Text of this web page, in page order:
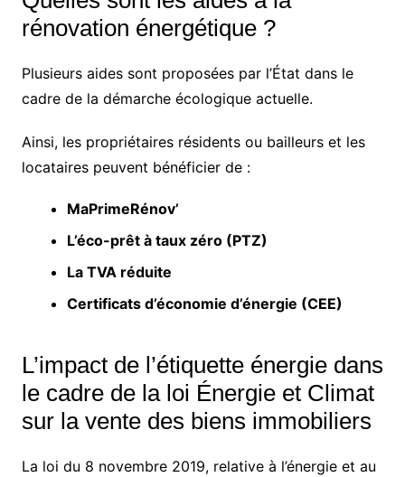
rénovation énergétique ?
Plusieurs aides sont proposées par l’État dans le
cadre de la démarche écologique actuelle.
Ainsi, les propriétaires résidents ou bailleurs et les
locataires peuvent bénéficier de :
MaPrimeRénov’
L’éco-prêt à taux zéro (PTZ)
La TVA réduite
Certificats d’économie d’énergie (CEE)
L’impact de l’étiquette énergie dans
le cadre de la loi Énergie et Climat
sur la vente des biens immobiliers
La loi du 8 novembre 2019, relative à l’énergie et au